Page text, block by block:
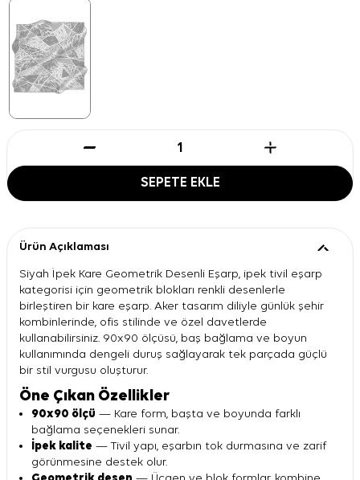
SEPETE EKLE
Ürün Açıklaması
Siyah İpek Kare Geometrik Desenli Eşarp, ipek tivil eşarp
kategorisi için geometrik blokları renkli desenlerle
birleştiren bir kare eşarp. Aker tasarım diliyle günlük şehir
kombinlerinde, ofis stilinde ve özel davetlerde
kullanabilirsiniz. 90x90 ölçüsü, baş bağlama ve boyun
kullanımında dengeli duruş sağlayarak tek parçada güçlü
bir stil vurgusu oluşturur.
Öne Çıkan Özellikler
90x90 ölçü — Kare form, başta ve boyunda farklı
bağlama seçenekleri sunar.
İpek kalite — Tivil yapı, eşarbın tok durmasına ve zarif
görünmesine destek olur.